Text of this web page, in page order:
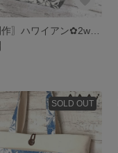
〖受注制作〗ハワイアン✿2wayトートバッグ S
SOLD OUT